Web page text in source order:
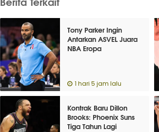
Tony Parker Ingin
Antarkan ASVEL Juara
NBA Eropa
1 hari 5 jam lalu
Kontrak Baru Dillon
Brooks: Phoenix Suns
Tiga Tahun Lagi